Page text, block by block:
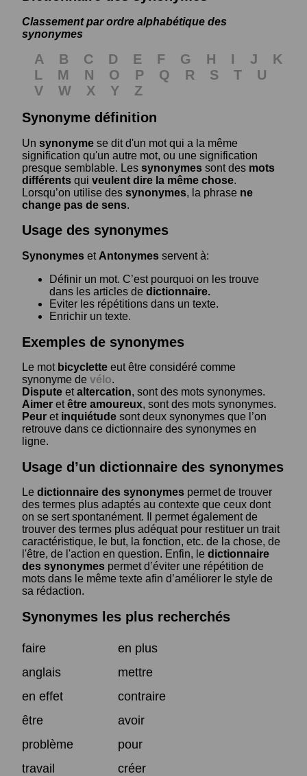
Classement par ordre alphabétique des
synonymes
A B C D E F G H I J
K
L
M N O P Q R S T
U
V
W X Y
Z
Synonyme définition
Un synonyme se dit d'un mot qui a la même
signification qu'un autre mot, ou une signification
presque semblable. Les synonymes sont des mots
différents qui veulent dire la même chose.
Lorsqu’on utilise des synonymes, la phrase ne
change pas de sens.
Usage des synonymes
Synonymes et Antonymes servent à:
Définir un mot. C’est pourquoi on les trouve
dans les articles de dictionnaire.
Eviter les répétitions dans un texte.
Enrichir un texte.
Exemples de synonymes
Le mot bicyclette eut être considéré comme
synonyme de vélo.
Dispute etaltercation, sont des mots synonymes.
Aimer etêtre amoureux, sont des mots synonymes.
Peur et inquiétude sont deux synonymes que l’on
retrouve dans ce dictionnaire des synonymes en
ligne.
Usage d’un dictionnaire des synonymes
Le dictionnaire des synonymes permet de trouver
des termes plus adaptés au contexte que ceux dont
on se sert spontanément. Il permet également de
trouver des termes plus adéquat pour restituer un trait
caractéristique, le but, la fonction, etc. de la chose, de
l'être, de l'action en question. Enfin, le dictionnaire
des synonymes permet d’éviter une répétition de
mots dans le même texte afin d’améliorer le style de
sa rédaction.
Synonymes les plus recherchés
faire
en plus
anglais
mettre
en effet
contraire
être
avoir
problème
pour
travail
créer